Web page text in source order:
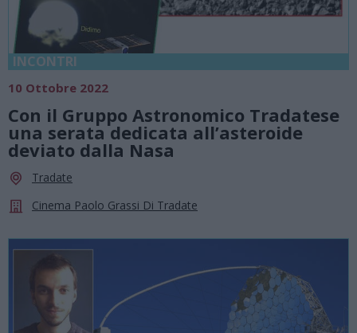
INCONTRI
10 Ottobre 2022
Con il Gruppo Astronomico Tradatese
una serata dedicata all’asteroide
deviato dalla Nasa
Tradate
Cinema Paolo Grassi Di Tradate